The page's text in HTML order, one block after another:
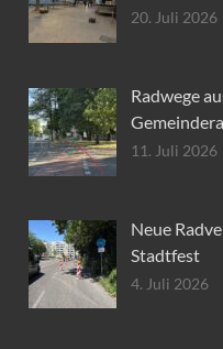
20. Juli 2026
Radwege
11. Juli 2026
Neue
Stadtfest
4. Juli 2026